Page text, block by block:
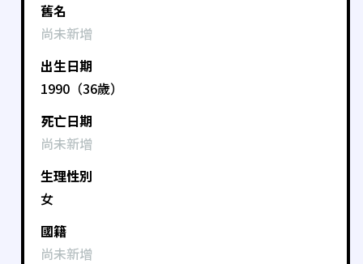
舊名
尚未新增
出生日期
1990（36歲）
死亡日期
尚未新增
生理性別
女
國籍
尚未新增